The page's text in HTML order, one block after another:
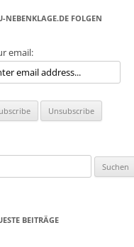
NEBENKLAGE.DE FOLGEN
email:
BEITRÄGE